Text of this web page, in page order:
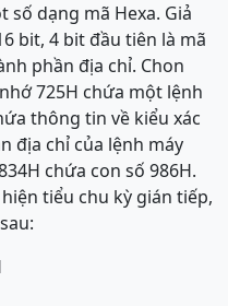
số dạng mã Hexa. Giả
bit, 4 bit đầu tiên là mã
phần địa chỉ. Chon
725H chứa một lệnh
thông tin về kiểu xác
địa chỉ của lệnh máy
chứa con số 986H.
tiểu chu kỳ gián tiếp,